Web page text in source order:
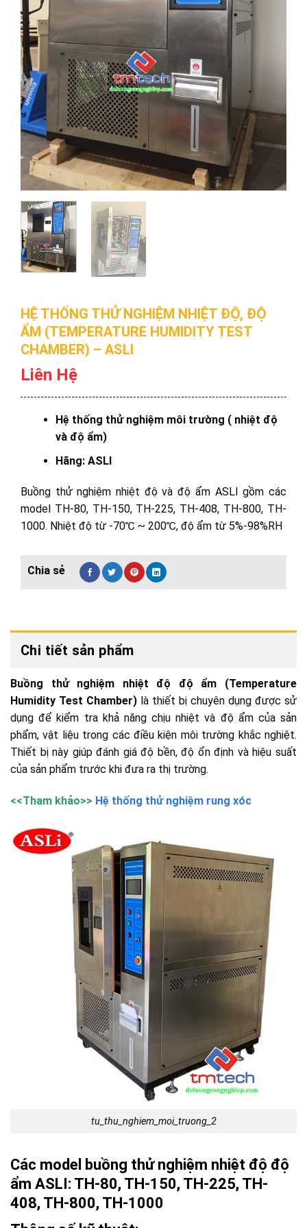
HỆ THỐNG THỬ NGHIỆM NHIỆT ĐỘ, ĐỘ
ẨM (TEMPERATURE HUMIDITY TEST
CHAMBER) – ASLI
Liên Hệ
Hệ thống thử nghiệm môi trường ( nhiệt độ
và độ ẩm)
Hãng: ASLI
Buồng thử nghiệm nhiệt độ và độ ẩm ASLI gồm các
model TH-80, TH-150, TH-225, TH-408, TH-800, TH-
1000. Nhiệt độ từ -70℃ ~ 200℃, độ ẩm từ 5%-98%RH
Chi tiết sản phẩm
Buồng thử nghiệm nhiệt độ độ ẩm (Temperature
Humidity Test Chamber) là thiết bị chuyên dụng được sử
dụng để kiểm tra khả năng chịu nhiệt và độ ẩm của sản
phẩm, vật liệu trong các điều kiện môi trường khắc nghiệt.
Thiết bị này giúp đánh giá độ bền, độ ổn định và hiệu suất
của sản phẩm trước khi đưa ra thị trường.
<<Tham khảo>> Hệ thống thử nghiệm rung xóc
tu_thu_nghiem_moi_truong_2
Các model buồng thử nghiệm nhiệt độ độ
ẩm ASLI: TH-80, TH-150, TH-225, TH-
408, TH-800, TH-1000